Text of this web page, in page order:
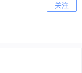
关注